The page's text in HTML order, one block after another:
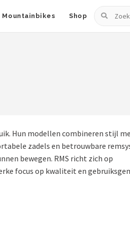
Mountainbikes Shop
Zoeken
Hun modellen combineren stijl
zadels en betrouwbare
bewegen. RMS richt zich op
focus op kwaliteit en